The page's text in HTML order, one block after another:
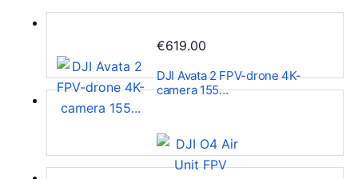
€619.00
DJI Avata 2 FPV-drone 4K-
camera 155…